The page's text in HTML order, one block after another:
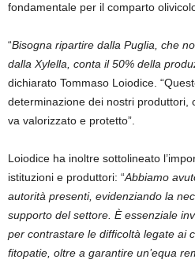
fondamentale per il comparto
“Bisogna ripartire dalla Puglia, che
dalla Xylella, conta il50% della
dichiarato Tommaso Loiodice.
determinazione dei nostri produttori,
va valorizzato e protetto”.
Loiodice ha inoltre sottolineato
istituzioni e produttori: “Abbiamo
autorità presenti, evidenziando la
supporto del settore. È essenziale
per contrastare le difficoltà legate ai
fitopatie, oltre a garantire un’equa